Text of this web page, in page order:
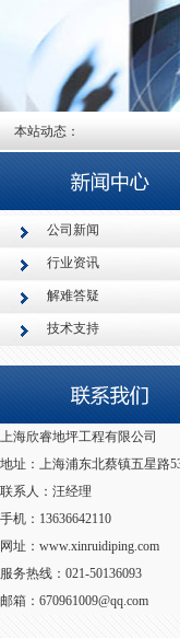
本站动态：
公司新闻
行业资讯
解难答疑
技术支持
上海欣睿地坪工程有限公司
地址：上海浦东北蔡镇五星路
联系人：汪经理
手机：13636642110
网址：www.xinruidiping.com
服务热线：021-50136093
邮箱：670961009@qq.com